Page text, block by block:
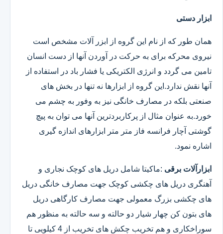
ابزار دستی
همان طور که از نام این گروه از ابزر آلات مشخص است
نیروی محرکه برای به حرکت در آوردن آنها از دست انسان
تامین می گردد و انرژی الکتریکی یا فشار باد در استفاده از
آنها نقش ندارد.این گروه از ابزارها نه تنها در بخش های
صنعتی بلکه در مصارف خانگی نیز به وفور به چشم می
خورد.به عنوان مثال از پرکاربردترین آنها می توان به پیچ
گوشتی آچار فرانسه فاز متر متر ابزارهای اندازه گیری
اشاره نمود.
ابزارآلات برقی :ماکیتا شامل دریل های کوچک نجاری و
آهنگری دریل های چکشی کوچک جهت مصارف خانگی دریل
های چکشی بزرگ معمولی جهت مصارف کارگاهی دریل
های بتون کن چهار شیار دو حالته و سه حالته به منظور هم
سوراخکاری و هم تخریب چکش های تخریب از 4 کیلویی تا